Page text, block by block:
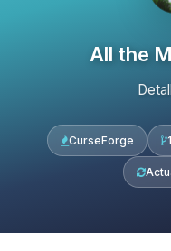
All the
CurseForge